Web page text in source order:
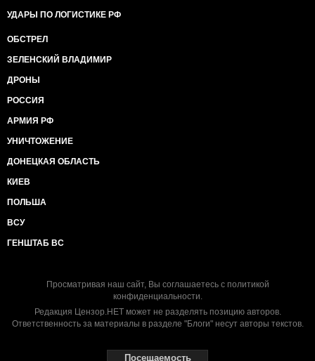
УДАРЫ ПО ЛОГИСТИКЕ РФ
ОБСТРЕЛ
ЗЕЛЕНСКИЙ ВЛАДИМИР
ДРОНЫ
РОССИЯ
АРМИЯ РФ
УНИЧТОЖЕНИЕ
ДОНЕЦКАЯ ОБЛАСТЬ
КИЕВ
ПОЛЬША
ВСУ
ГЕНШТАБ ВС
Просматривая наш сайт, Вы соглашаетесь с политикой
конфиденциальности.
Редакция Цензор.НЕТ может не разделять позицию авторов.
Ответственность за материалы в разделе "Блоги" несут авторы текстов.
Посещаемость